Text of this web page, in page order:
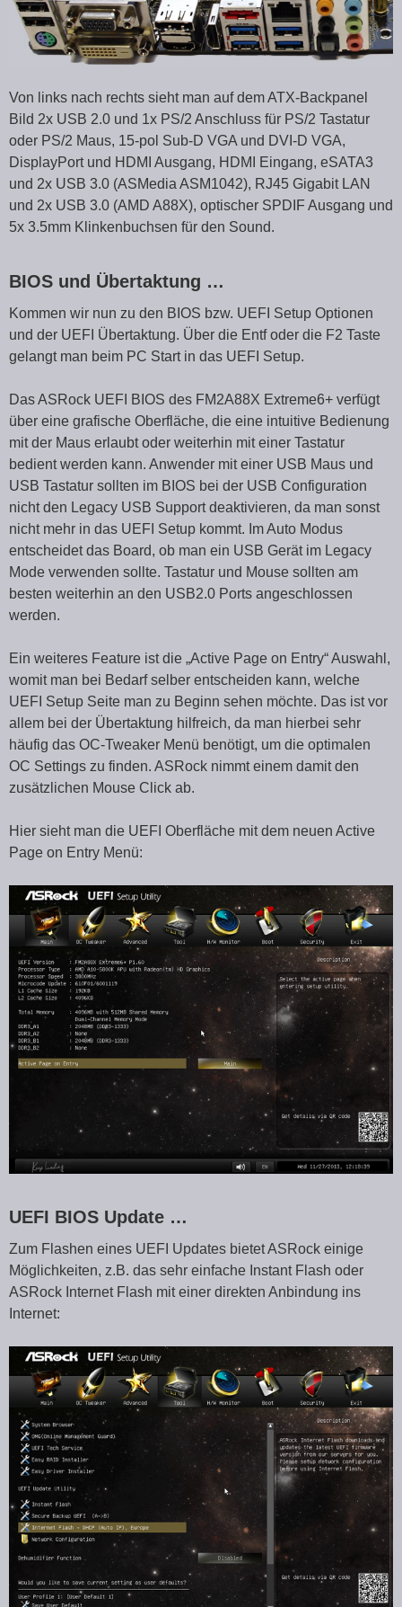
Von links nach rechts sieht man auf dem ATX-Backpanel
Bild 2x USB 2.0 und 1x PS/2 Anschluss für PS/2 Tastatur
oder PS/2 Maus, 15-pol Sub-D VGA und DVI-D VGA,
DisplayPort und HDMI Ausgang, HDMI Eingang, eSATA3
und 2x USB 3.0 (ASMedia ASM1042), RJ45 Gigabit LAN
und 2x USB 3.0 (AMD A88X), optischer SPDIF Ausgang und
5x 3.5mm Klinkenbuchsen für den Sound.
BIOS und Übertaktung …
Kommen wir nun zu den BIOS bzw. UEFI Setup Optionen
und der UEFI Übertaktung. Über die Entf oder die F2 Taste
gelangt man beim PC Start in das UEFI Setup.
Das ASRock UEFI BIOS des FM2A88X Extreme6+ verfügt
über eine grafische Oberfläche, die eine intuitive Bedienung
mit der Maus erlaubt oder weiterhin mit einer Tastatur
bedient werden kann. Anwender mit einer USB Maus und
USB Tastatur sollten im BIOS bei der USB Configuration
nicht den Legacy USB Support deaktivieren, da man sonst
nicht mehr in das UEFI Setup kommt. Im Auto Modus
entscheidet das Board, ob man ein USB Gerät im Legacy
Mode verwenden sollte. Tastatur und Mouse sollten am
besten weiterhin an den USB2.0 Ports angeschlossen
werden.
Ein weiteres Feature ist die „Active Page on Entry“ Auswahl,
womit man bei Bedarf selber entscheiden kann, welche
UEFI Setup Seite man zu Beginn sehen möchte. Das ist vor
allem bei der Übertaktung hilfreich, da man hierbei sehr
häufig das OC-Tweaker Menü benötigt, um die optimalen
OC Settings zu finden. ASRock nimmt einem damit den
zusätzlichen Mouse Click ab.
Hier sieht man die UEFI Oberfläche mit dem neuen Active
Page on Entry Menü:
UEFI BIOS Update …
Zum Flashen eines UEFI Updates bietet ASRock einige
Möglichkeiten, z.B. das sehr einfache Instant Flash oder
ASRock Internet Flash mit einer direkten Anbindung ins
Internet: